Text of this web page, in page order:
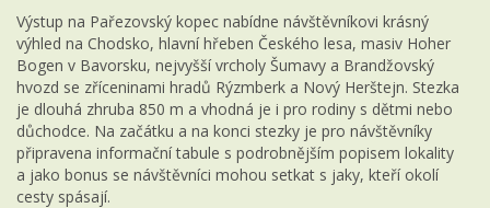
Výstup na Pařezovský kopec nabídne návštěvníkovi krásný
výhled na Chodsko, hlavní hřeben Českého lesa, masiv Hoher
Bogen v Bavorsku, nejvyšší vrcholy Šumavy a Brandžovský
hvozd se zříceninami hradů Rýzmberk a Nový Herštejn. Stezka
je dlouhá zhruba 850 m a vhodná je i pro rodiny s dětmi nebo
důchodce. Na začátku a na konci stezky je pro návštěvníky
připravena informační tabule s podrobnějším popisem lokality
a jako bonus se návštěvníci mohou setkat s jaky, kteří okolí
cesty spásají.